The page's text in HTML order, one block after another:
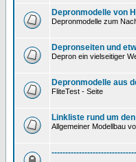
Depronmodelle von
Depronmodelle zum
Depronseiten und
Depron ein vielseitiger
Depronmodelle aus
FliteTest - Seite
Linkliste rund um
Allgemeiner Modellbau